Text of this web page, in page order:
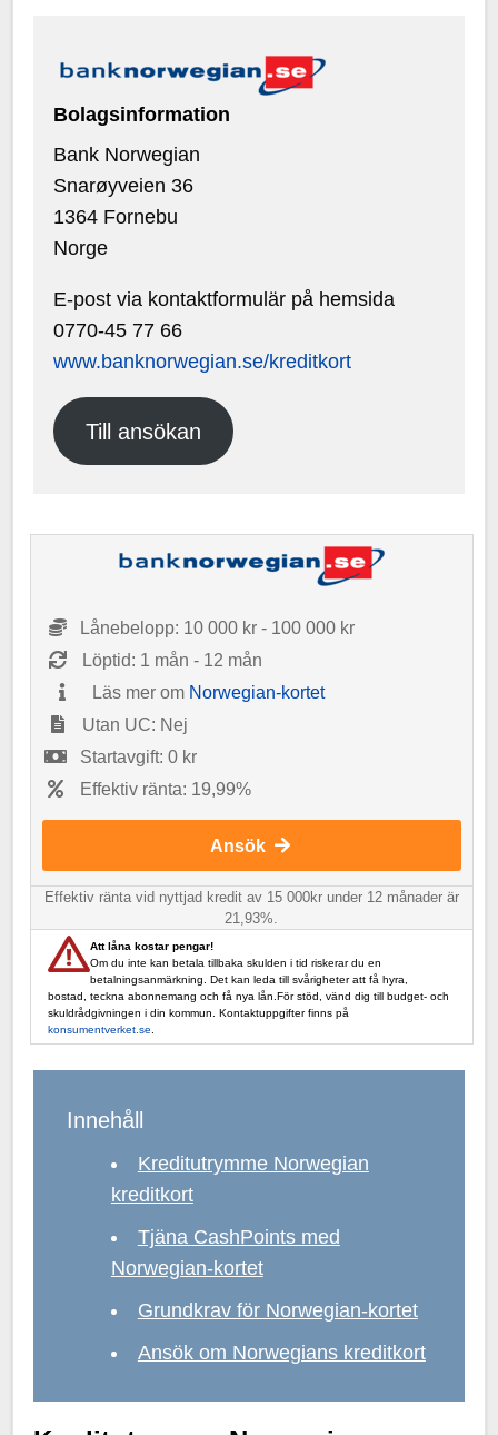
Bolagsinformation
Bank Norwegian
Snarøyveien 36
1364 Fornebu
Norge
E-post via kontaktformulär på hemsida
0770-45 77 66
www.banknorwegian.se/kreditkort
Till ansökan
Lånebelopp: 10 000 kr - 100 000 kr
Löptid: 1 mån - 12 mån
Läs mer om Norwegian-kortet
Utan UC: Nej
Startavgift: 0 kr
Effektiv ränta: 19,99%
Ansök
Effektiv ränta vid nyttjad kredit av 15 000kr under 12 månader är
21,93%.
Att låna kostar pengar!
Om du inte kan betala tillbaka skulden i tid riskerar du en
betalningsanmärkning. Det kan leda till svårigheter att få hyra,
bostad, teckna abonnemang och få nya lån.För stöd, vänd dig till budget- och
skuldrådgivningen i din kommun. Kontaktuppgifter finns på
konsumentverket.se
Innehåll
Kreditutrymme Norwegian
kreditkort
Tjäna CashPoints med
Norwegian-kortet
Grundkrav för Norwegian-kortet
Ansök om Norwegians kreditkort